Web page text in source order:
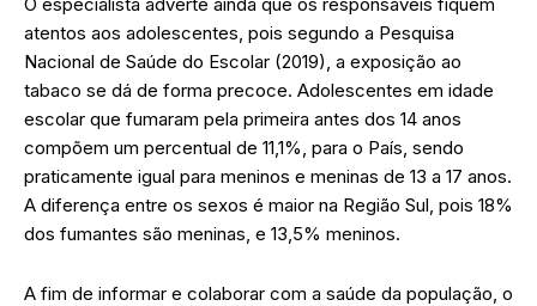
atentos aos adolescentes, pois segundo a Pesquisa
Nacional de Saúde do Escolar (2019), a exposição ao
tabaco se dá de forma precoce. Adolescentes em idade
escolar que fumaram pela primeira antes dos 14 anos
compõem um percentual de 11,1%, para o País, sendo
praticamente igual para meninos e meninas de 13 a 17 anos.
A diferença entre os sexos é maior na Região Sul, pois 18%
dos fumantes são meninas, e 13,5% meninos.
A fim de informar e colaborar com a saúde da população, o